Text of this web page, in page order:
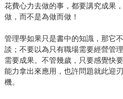
花費心力去做的事，都要講究成果
做，而不是為做而做！
管理學如果只是書中的知識，那它
談；不要以為只有職場需要經營管
需要成果。不管幾歲，只要感覺快
能力拿出來應用，也許問題就此迎
機。